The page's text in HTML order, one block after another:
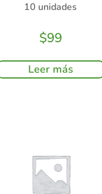
10 unidades
$99
Leer más